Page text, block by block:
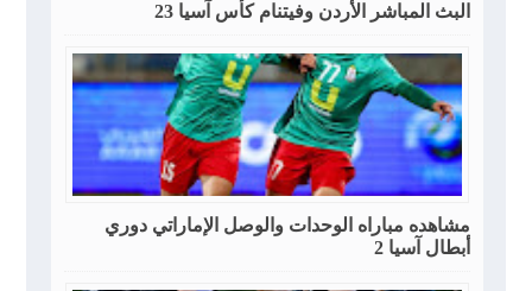
البث المباشر الأردن وفيتنام كأس آسيا 23
مشاهده مباراه الوحدات والوصل الإماراتي دوري
أبطال آسيا 2